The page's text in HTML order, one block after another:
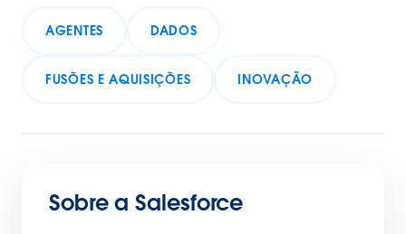
AGENTES DADOS
FUSÕES E AQUISIÇÕES INOVAÇÃO
Sobre a Salesforce